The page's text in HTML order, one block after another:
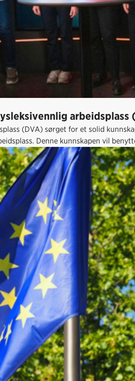
arbeidsplass
(DVA) sørget for et solid
Denne kunnskapen vil
hele Norge.